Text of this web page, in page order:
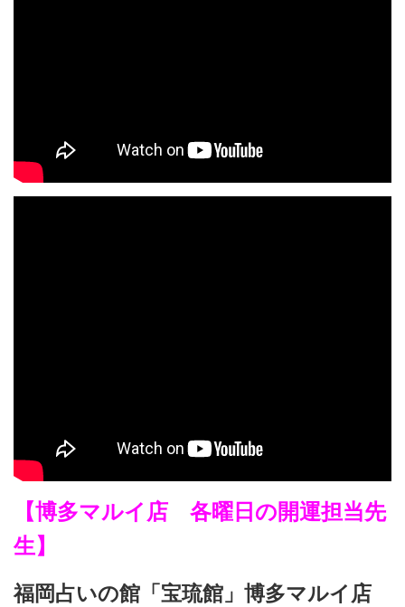
【博多マルイ店 各曜日の開運担当先
生】
福岡占いの館「宝琉館」博多マルイ店